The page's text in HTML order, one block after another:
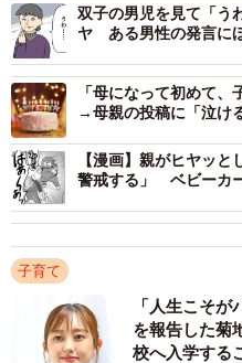
ね」「保育園に入れるのも
た高橋さんは少し話をして
「どれほど失礼な発言だっ
ど不快だったか、もっと強
悔しました」と高橋さん。
ろ、高橋さんのお子さんと
コメントが相次ぎ、大きな
また高橋さんと同じく、自
同様の言葉をかけられた人
うで、高橋さんは「どの方
双子の男児を見て「う
ヤ ある男性の発言に
「母になって初めて、
→母親の投稿に「泣け
【漫画】親がヒヤッ
警戒する」 ベビーカ
子育て
「人生こそ
を報告した菊
校へ入学する